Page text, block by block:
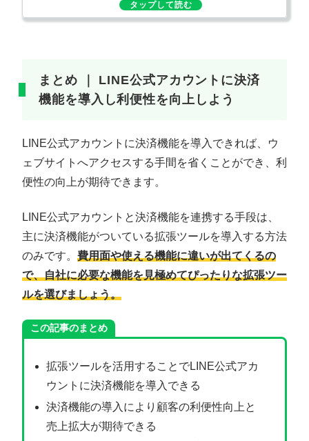
まとめ ｜ LINE公式アカウントに決済
機能を導入し利便性を向上しよう
LINE公式アカウントに決済機能を導入できれば、ウ
ェブサイトへアクセスする手間を省くことができ、利
便性の向上が期待できます。
LINE公式アカウントと決済機能を連携する手段は、
主に決済機能がついている拡張ツールを導入する方法
のみです。 費用面や使える機能に違いが出てくるの
で、自社に必要な機能を見極めてぴったりな拡張ツー
ルを選びましょう。
この記事のまとめ
拡張ツールを活用することでLINE公式アカ
ウントに決済機能を導入できる
決済機能の導入により顧客の利便性向上と
売上拡大が期待できる